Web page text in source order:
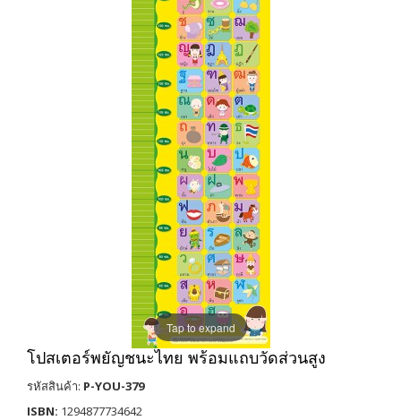
Tap to expand
โปสเตอร์พยัญชนะไทย พร้อมแถบวัดส่วนสูง
รหัสสินค้า: P-YOU-379
ISBN: 1294877734642